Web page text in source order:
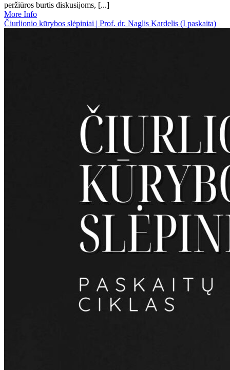
peržiūros burtis diskusijoms, [...]
More Info
Čiurlionio kūrybos slėpiniai | Prof. dr. Naglis Kardelis (I paskaita)